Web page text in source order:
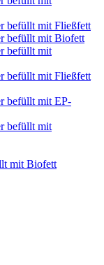
befüllt mit Fließfett
befüllt mit Biofett
befüllt mit
befüllt mit Fließfett
befüllt mit EP-
befüllt mit
mit Biofett